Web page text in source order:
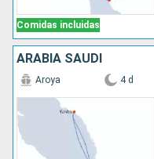
Comidas incluidas
ARABIA SAUDÍ
Aroya 4 d